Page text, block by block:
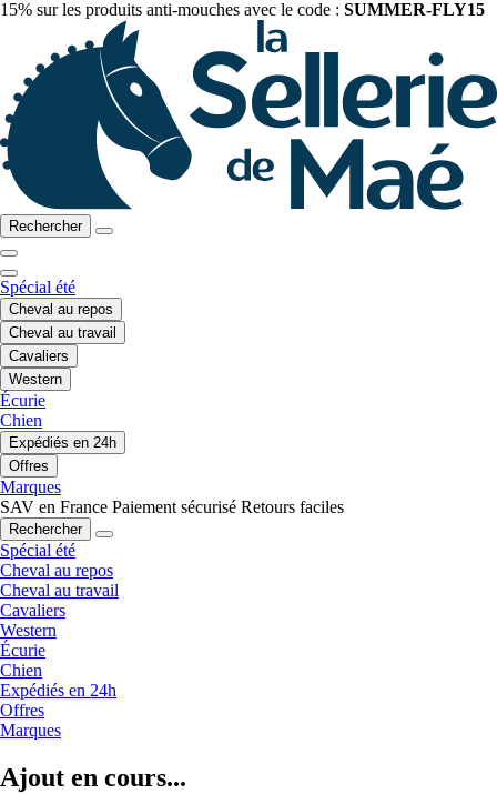
15% sur les produits anti-mouches avec le code : SUMMER-FLY15
Rechercher
Spécial été
Cheval au repos
Cheval au travail
Cavaliers
Western
Écurie
Chien
Expédiés en 24h
Offres
Marques
SAV en France Paiement sécurisé Retours faciles
Rechercher
Spécial été
Cheval au repos
Cheval au travail
Cavaliers
Western
Écurie
Chien
Expédiés en 24h
Offres
Marques
Ajout en cours...